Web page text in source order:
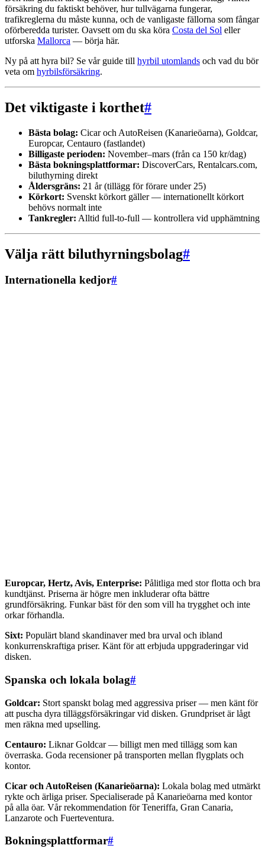
försäkring du faktiskt behöver, hur tullvägarna fungerar,
trafikreglerna du måste kunna, och de vanligaste fällorna som fångar
oförberedda turister. Oavsett om du ska köra Costa del Sol eller
utforska Mallorca — börja här.
Ny på att hyra bil? Se vår guide till hyrbil utomlands och vad du bör
veta om hyrbilsförsäkring.
Det viktigaste i korthet#
Bästa bolag: Cicar och AutoReisen (Kanarieöarna), Goldcar,
Europcar, Centauro (fastlandet)
Billigaste perioden: November–mars (från ca 150 kr/dag)
Bästa bokningsplattformar: DiscoverCars, Rentalcars.com,
biluthyrning direkt
Åldersgräns: 21 år (tillägg för förare under 25)
Körkort: Svenskt körkort gäller — internationellt körkort
behövs normalt inte
Tankregler: Alltid full-to-full — kontrollera vid upphämtning
Välja rätt biluthyrningsbolag#
Internationella kedjor#
Europcar, Hertz, Avis, Enterprise: Pålitliga med stor flotta och bra
kundtjänst. Priserna är högre men inkluderar ofta bättre
grundförsäkring. Funkar bäst för den som vill ha trygghet och inte
orkar förhandla.
Sixt: Populärt bland skandinaver med bra urval och ibland
konkurrenskraftiga priser. Känt för att erbjuda uppgraderingar vid
disken.
Spanska och lokala bolag#
Goldcar: Stort spanskt bolag med aggressiva priser — men känt för
att puscha dyra tilläggsförsäkringar vid disken. Grundpriset är lågt
men räkna med upselling.
Centauro: Liknar Goldcar — billigt men med tillägg som kan
överraska. Goda recensioner på transporten mellan flygplats och
kontor.
Cicar och AutoReisen (Kanarieöarna): Lokala bolag med utmärkt
rykte och ärliga priser. Specialiserade på Kanarieöarna med kontor
på alla öar. Vår rekommendation för Teneriffa, Gran Canaria,
Lanzarote och Fuerteventura.
Bokningsplattformar#